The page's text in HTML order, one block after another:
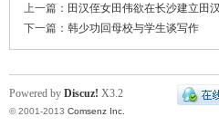
上一篇： 田汉侄女田伟欲在长沙建立田
下一篇： 韩少功回母校与学生谈写作
Powered by Discuz! X3.2
© 2001-2013 Comsenz Inc.